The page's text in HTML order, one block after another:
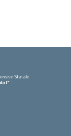
Statale
I"